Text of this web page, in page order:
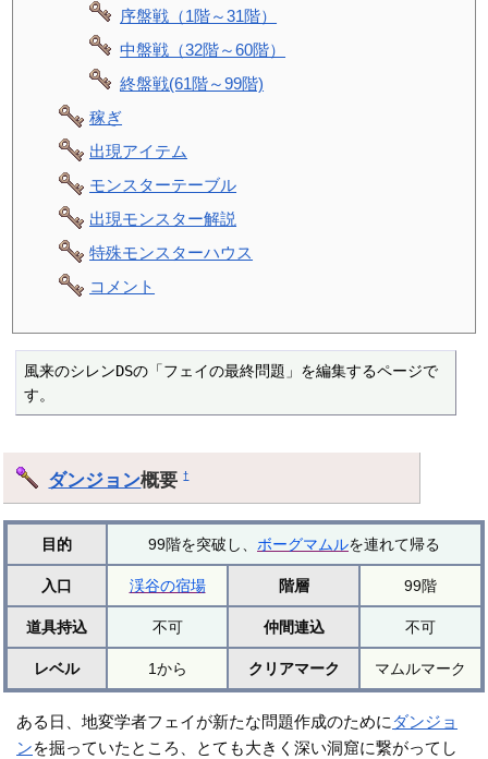
序盤戦（1階～31階）
中盤戦（32階～60階）
終盤戦(61階～99階)
稼ぎ
出現アイテム
モンスターテーブル
出現モンスター解説
特殊モンスターハウス
コメント
風来のシレンDSの「フェイの最終問題」を編集するページで
す。
ダンジョン概要†
目的 99階を突破し、 ボーグマムルを連れて帰る
入口 渓谷の宿場 階層 99階
道具持込 不可 仲間連込 不可
レベル 1から クリアマーク マムルマーク
ある日、地変学者フェイが新たな問題作成のために ダンジョ
ンを掘っていたところ、とても大きく深い洞窟に繋がってし